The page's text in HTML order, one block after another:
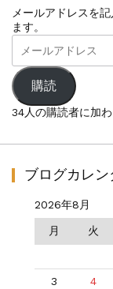
メールアドレスを
ます。
メ
ー
ル
ア
ド
レ
購読
34人の購読者に加
ブログカレ
2026年8月
月 火
3
4